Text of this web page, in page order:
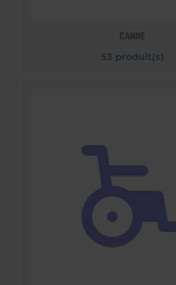
CANNE
53 produit(s)